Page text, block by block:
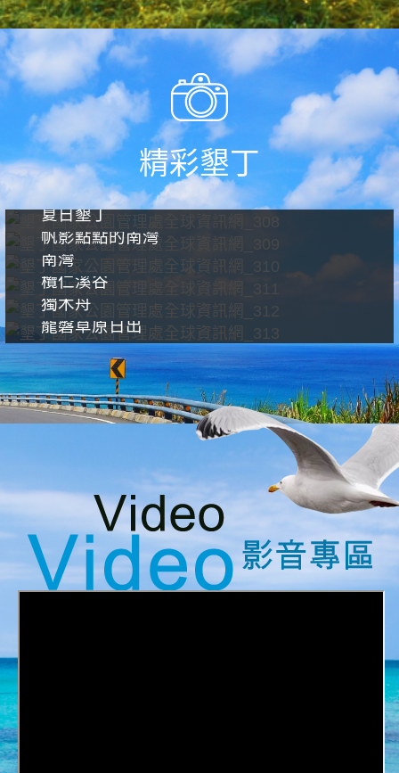
精彩墾丁
夏日墾丁
帆影點點的南灣
南灣
欖仁溪谷
獨木舟
龍磐草原日出